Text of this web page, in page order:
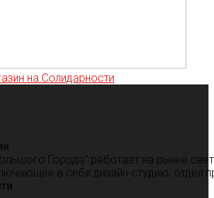
на Солидарности
Города" работает на рынке
в себя дизайн-студию, отдел